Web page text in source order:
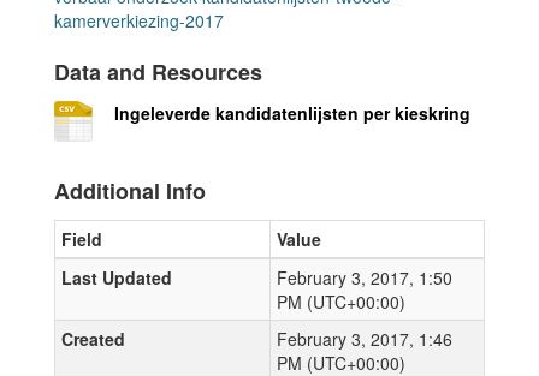
kamerverkiezing-2017
Data and Resources
Ingeleverde kandidatenlijsten per kieskring
Additional Info
Field
Value
Last Updated
February 3, 2017, 1:50
PM (UTC+00:00)
Created
February 3, 2017, 1:46
PM (UTC+00:00)